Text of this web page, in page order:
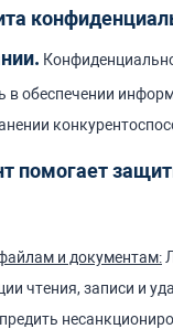
.
в обеспечении
помогает
и документам:
чтения, записи и